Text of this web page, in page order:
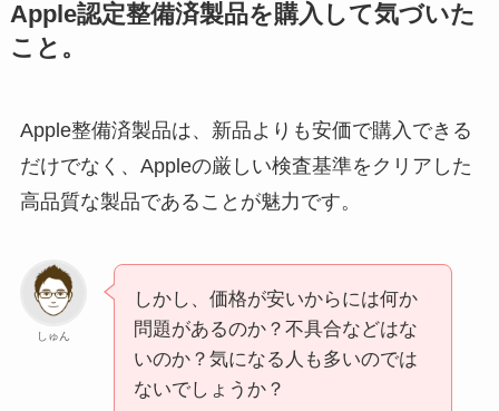
Apple認定整備済製品を購入して気づいた
こと。
Apple整備済製品は、新品よりも安価で購入できる
だけでなく、Appleの厳しい検査基準をクリアした
高品質な製品であることが魅力です。
しゅん
しかし、価格が安いからには何か
問題があるのか？不具合などはな
いのか？気になる人も多いのでは
ないでしょうか？